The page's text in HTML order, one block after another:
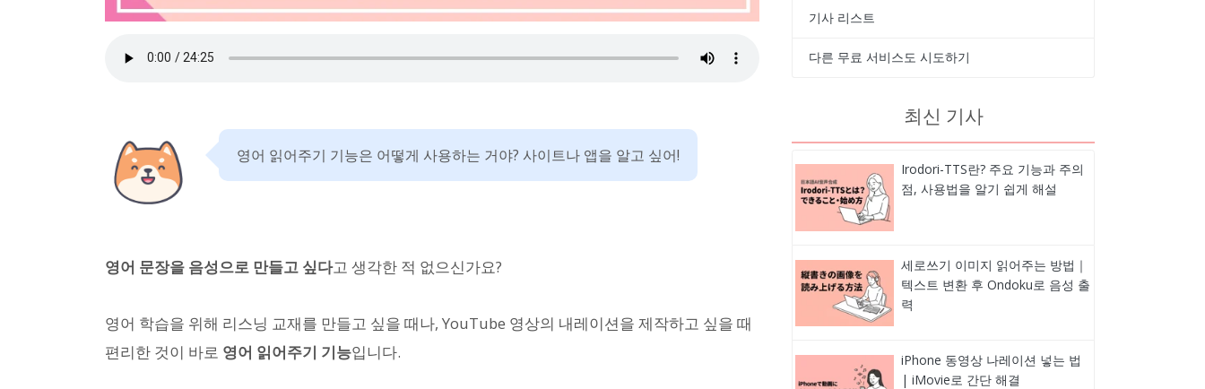
영어 읽어주기 기능은 어떻게 사용하는 거야? 사이트나 앱을 알고 싶어!
영어 문장을 음성으로 만들고 싶다고 생각한 적 없으신가요?
영어 학습을 위해 리스닝 교재를 만들고 싶을 때나, YouTube 영상의 내레이션을 제작하고 싶을 때
편리한 것이 바로 영어 읽어주기 기능입니다.
기사 리스트
다른 무료 서비스도 시도하기
최신 기사
Irodori-TTS란? 주요 기능과 주의
점, 사용법을 알기 쉽게 해설
세로쓰기 이미지 읽어주는 방법｜
텍스트 변환 후 Ondoku로 음성 출
력
iPhone 동영상 나레이션 넣는 법
| iMovie로 간단 해결